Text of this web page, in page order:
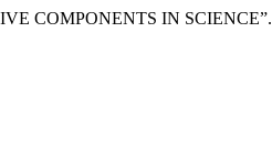
COMPONENTS IN SCIENCE”.